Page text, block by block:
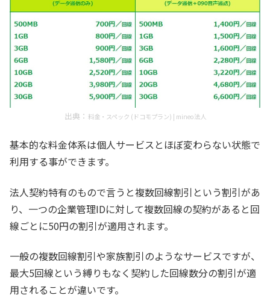
出典： 料金・スペック (ドコモプラン) | mineo法人
基本的な料金体系は個人サービスとほぼ変わらない状態で
利用する事ができます。
法人契約特有のもので言うと複数回線割引という割引があ
り、一つの企業管理IDに対して複数回線の契約があると回
線ごとに50円の割引が適用されます。
一般の複数回線割引や家族割引のようなサービスですが、
最大5回線という縛りもなく契約した回線数分の割引が適
用されることが違いです。